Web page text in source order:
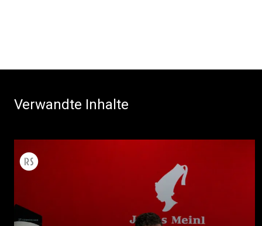
Verwandte Inhalte